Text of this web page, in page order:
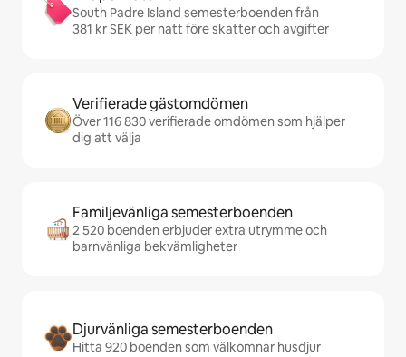
South Padre Island semesterboenden från
381 kr SEK per natt före skatter och avgifter
Verifierade gästomdömen
Över 116 830 verifierade omdömen som hjälper
dig att välja
Familjevänliga semesterboenden
2 520 boenden erbjuder extra utrymme och
barnvänliga bekvämligheter
Djurvänliga semesterboenden
Hitta 920 boenden som välkomnar husdjur